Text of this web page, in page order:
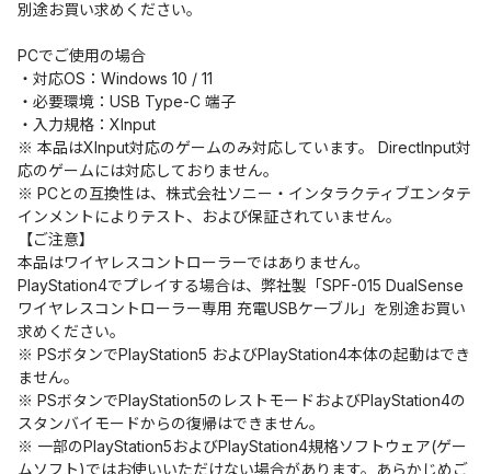
別途お買い求めください。
PCでご使用の場合
・対応OS：Windows 10 / 11
・必要環境：USB Type-C 端子
・入力規格：XInput
※ 本品はXInput対応のゲームのみ対応しています。 DirectInput対
応のゲームには対応しておりません。
※ PCとの互換性は、株式会社ソニー・インタラクティブエンタテ
インメントによりテスト、および保証されていません。
【ご注意】
本品はワイヤレスコントローラーではありません。
PlayStation4でプレイする場合は、弊社製「SPF-015 DualSense
ワイヤレスコントローラー専用 充電USBケーブル」を別途お買い
求めください。
※ PSボタンでPlayStation5 およびPlayStation4本体の起動はでき
ません。
※ PSボタンでPlayStation5のレストモードおよびPlayStation4の
スタンバイモードからの復帰はできません。
※ 一部のPlayStation5およびPlayStation4規格ソフトウェア(ゲー
ムソフト)ではお使いいただけない場合があります。あらかじめご